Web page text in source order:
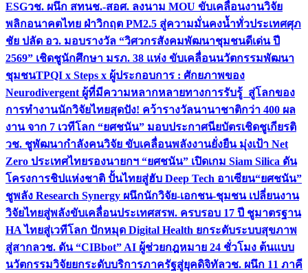
ESGวช. ผนึก สทนช.-สอศ. ลงนาม MOU ขับเคลื่อนงานวิจัย
พลิกอนาคตไทย ฝ่าวิกฤต PM2.5 สู่ความมั่นคงน้ำทั่วประเทศศุภ
ชัย ปลัด อว. มอบรางวัล “วิศวกรสังคมพัฒนาชุมชนดีเด่น ปี
2569” เชิดชูนักศึกษา มรภ. 38 แห่ง ขับเคลื่อนนวัตกรรมพัฒนา
ชุมชนTPQI x Steps x ผู้ประกอบการ : ศักยภาพของ
Neurodivergent ผู้ที่มีความหลากหลายทางการรับรู้ สู่โลกของ
การทำงานนักวิจัยไทยสุดปัง! คว้ารางวัลนานาชาติกว่า 400 ผล
งาน จาก 7 เวทีโลก “ยศชนัน” มอบประกาศนียบัตรเชิดชูเกียรติ
วช. ชูพัฒนากำลังคนวิจัย ขับเคลื่อนพลังงานยั่งยืน มุ่งเป้า Net
Zero ประเทศไทยรองนายกฯ “ยศชนัน” เปิดเกม Siam Silica ดัน
โครงการชิปแห่งชาติ ปั้นไทยสู่ฮับ Deep Tech อาเซียน“ยศชนัน”
ชูพลัง Research Synergy ผนึกนักวิจัย-เอกชน-ชุมชน เปลี่ยนงาน
วิจัยไทยสู่พลังขับเคลื่อนประเทศสรพ. ครบรอบ 17 ปี ชูมาตรฐาน
HA ไทยสู่เวทีโลก ปักหมุด Digital Health ยกระดับระบบสุขภาพ
สู่สากลวช. ดัน “CIBbot” AI ผู้ช่วยกฎหมาย 24 ชั่วโมง ต้นแบบ
นวัตกรรมวิจัยยกระดับบริการภาครัฐสู่ยุคดิจิทัลวช. ผนึก 11 ภาคี